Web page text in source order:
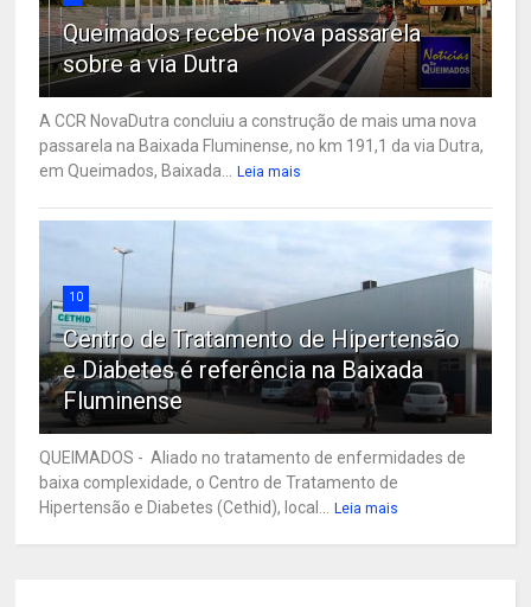
Queimados recebe nova passarela
sobre a via Dutra
A CCR NovaDutra concluiu a construção de mais uma nova
passarela na Baixada Fluminense, no km 191,1 da via Dutra,
em Queimados, Baixada...
Leia mais
10
Centro de Tratamento de Hipertensão
e Diabetes é referência na Baixada
Fluminense
QUEIMADOS - Aliado no tratamento de enfermidades de
baixa complexidade, o Centro de Tratamento de
Hipertensão e Diabetes (Cethid), local...
Leia mais